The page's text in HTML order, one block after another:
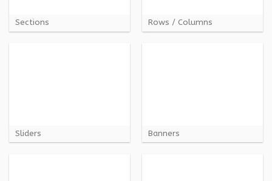
Sections Rows / Columns
Sliders Banners